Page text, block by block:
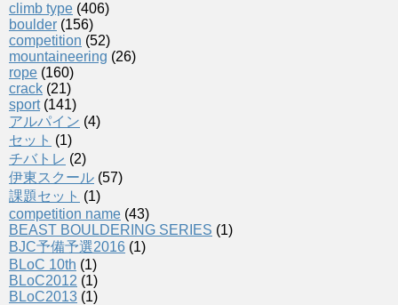
climb type (406)
boulder (156)
competition (52)
mountaineering (26)
rope (160)
crack (21)
sport(141)
アルパイン (4)
セット (1)
チバトレ (2)
伊東スクール (57)
課題セット (1)
competition name (43)
BEAST BOULDERING SERIES (1)
BJC予備予選2016 (1)
BLoC 10th (1)
BLoC2012 (1)
BLoC2013 (1)